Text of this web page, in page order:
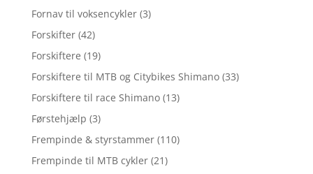
Fornav til voksencykler (3)
Forskifter (42)
Forskiftere (19)
Forskiftere til MTB og Citybikes Shimano (33)
Forskiftere til race Shimano (13)
Førstehjælp (3)
Frempinde & styrstammer (110)
Frempinde til MTB cykler (21)